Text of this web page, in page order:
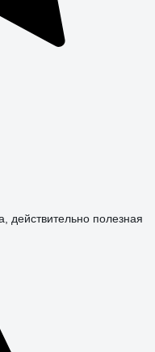
действительно полезная